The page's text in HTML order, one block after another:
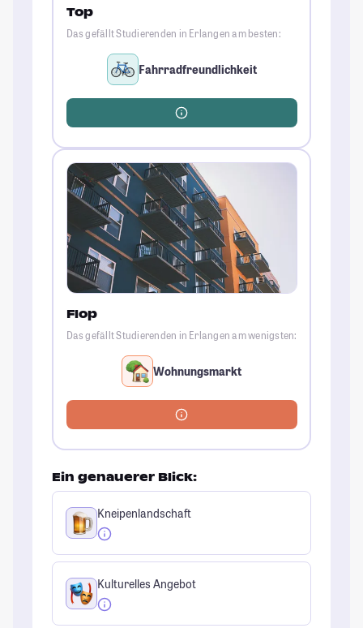
Top
Das gefällt Studierenden in Erlangen am besten:
Fahrradfreundlichkeit
Flop
Das gefällt Studierenden in Erlangen am wenigsten:
Wohnungsmarkt
Ein genauerer Blick:
Kneipenlandschaft
Kulturelles Angebot